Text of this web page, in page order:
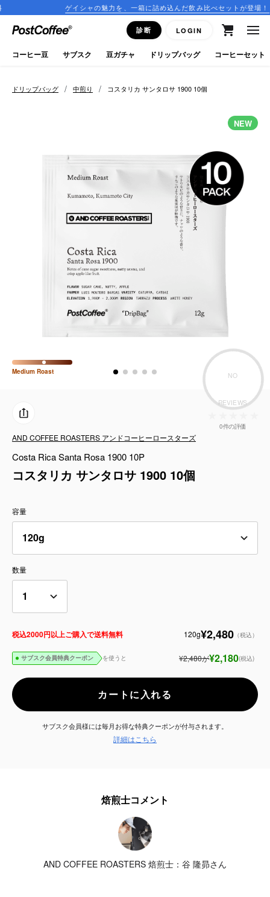
ゲイシャの魅力を、一箱に詰め込んだ飲み比べセットが登場！
診断 LOGIN
close
ログイン
新規会員登録
keyboard_arrow_right
ドリップバッグ
コーヒーセット
ミルク・フード類
アクセサリ
CFFBNS
リキッド
コーヒーのサブスク
サービス
お知らせ
よくある質問
店舗情報
ドリップバッグ / 中煎り / コスタリカ サンタロサ 1900 10個
NEW
Medium Roast NO
REVIEWS
0件の評価
AND COFFEE ROASTERS アンドコーヒーロースターズ
Costa Rica Santa Rosa 1900 10P
コスタリカ サンタロサ 1900 10個
容量
数量
税込2000円以上ご購入で送料無料 120g¥2,480 （税込）
サブスク会員特典クーポン を使うと ¥2,480が¥2,180(税込)
カートに入れる
サブスク会員様には毎月お得な特典クーポンが付与されます。
詳細はこちら
焙煎士コメント
AND COFFEE ROASTERS 焙煎士：谷 隆昴さん
コーヒー豆 サブスク 豆ガチャ ドリップバッグ コーヒーセット